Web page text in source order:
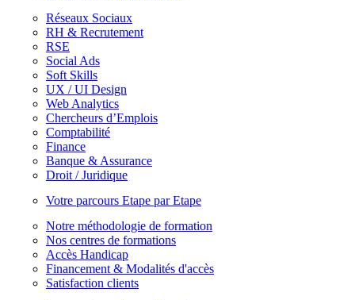
Réseaux Sociaux
RH & Recrutement
RSE
Social Ads
Soft Skills
UX / UI Design
Web Analytics
Chercheurs d’Emplois
Comptabilité
Finance
Banque & Assurance
Droit / Juridique
Votre parcours Etape par Etape
Notre méthodologie de formation
Nos centres de formations
Accès Handicap
Financement & Modalités d'accès
Satisfaction clients